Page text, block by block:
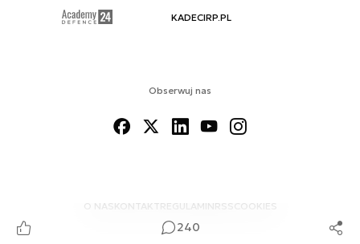
240
Obserwuj nas
O NAS KONTAKTREGULAMINRSS COOKIES
KADECIRP.PL